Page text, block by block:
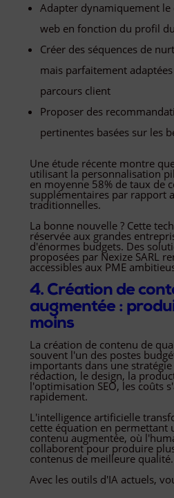
Adapter dynamiquement
web en fonction du profil
Créer des séquences de
mais parfaitement
parcours client
Proposer des
pertinentes basées sur les
Une étude récente montre
utilisant la personnalisation
en moyenne 58% de taux de
supplémentaires par rapport
traditionnelles.
La bonne nouvelle ? Cette
réservée aux grandes
d'énormes budgets. Des
proposées par Nexize SARL
accessibles aux PME
4. Création de
augmentée :
moins
La création de contenu de
souvent l'un des postes
importants dans une
rédaction, le design, la
l'optimisation SEO, les coûts
rapidement.
L'intelligence artificielle
cette équation en permettant
contenu augmentée, où
collaborent pour produire
contenus de meilleure qualité.
Avec les outils d'IA actuels,